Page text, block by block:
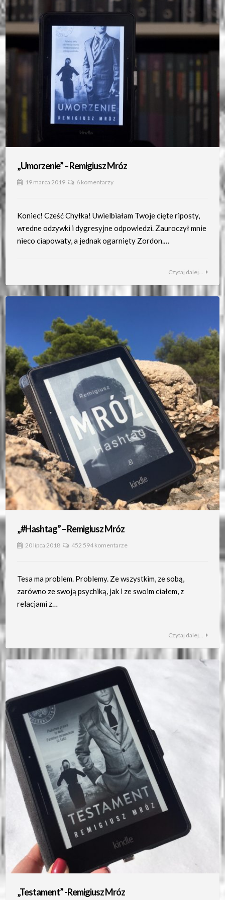
„Umorzenie” – Remigiusz Mróz
19 marca 2019 6 komentarzy
Koniec! Cześć Chyłka! Uwielbiałam Twoje cięte riposty,
wredne odzywki i dygresyjne odpowiedzi. Zauroczył mnie
nieco ciapowaty, a jednak ogarnięty Zordon.…
Czytaj dalej...
„#Hashtag” – Remigiusz Mróz
20 lipca 2018 452 594 komentarze
Tesa ma problem. Problemy. Ze wszystkim, ze sobą,
zarówno ze swoją psychiką, jak i ze swoim ciałem, z
relacjami z…
Czytaj dalej...
„Testament” -Remigiusz Mróz